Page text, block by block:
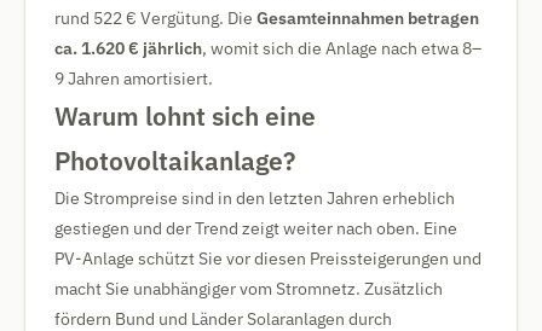
rund 522 € Vergütung. Die Gesamteinnahmen betragen
ca. 1.620 € jährlich, womit sich die Anlage nach etwa 8–
9 Jahren amortisiert.
Warum lohnt sich eine
Photovoltaikanlage?
Die Strompreise sind in den letzten Jahren erheblich
gestiegen und der Trend zeigt weiter nach oben. Eine
PV-Anlage schützt Sie vor diesen Preissteigerungen und
macht Sie unabhängiger vom Stromnetz. Zusätzlich
fördern Bund und Länder Solaranlagen durch